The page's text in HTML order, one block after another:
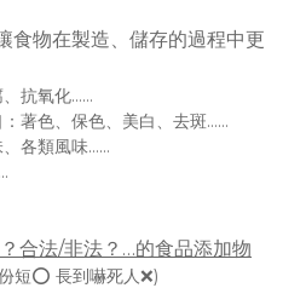
食物在製造、儲存的過程中更
抗氧化……
著色、保色、美白、去斑……
各類風味……
合法/非法？…的食品添加物
⭕ 長到嚇死人❌)